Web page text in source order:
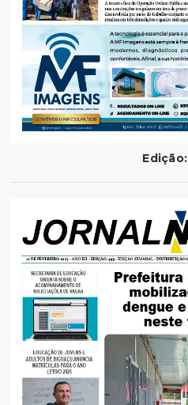
Edição: